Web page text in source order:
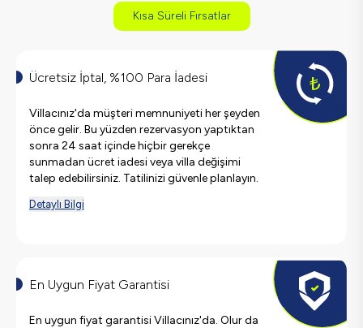
Kısa Süreli Fırsatlar
Ücretsiz İptal, %100 Para İadesi
Villacınız'da müşteri memnuniyeti her şeyden
önce gelir. Bu yüzden rezervasyon yaptıktan
sonra 24 saat içinde hiçbir gerekçe
sunmadan ücret iadesi veya villa değişimi
talep edebilirsiniz. Tatilinizi güvenle planlayın.
Detaylı Bilgi
En Uygun Fiyat Garantisi
En uygun fiyat garantisi Villacınız'da. Olur da